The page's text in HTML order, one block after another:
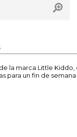
la marca Little
para un fin de semana